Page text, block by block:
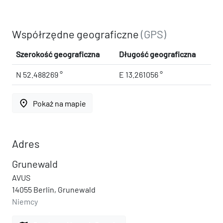
Współrzędne geograficzne(GPS)
Szerokość geograficzna Długość geograficzna
N 52.488269 ° E 13.261056 °
place Pokaż na mapie
Adres
Grunewald
AVUS
14055 Berlin, Grunewald
Niemcy